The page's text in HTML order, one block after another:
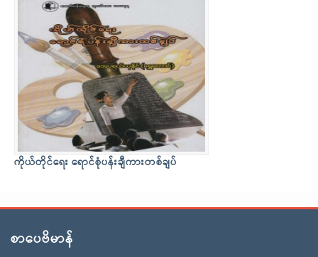
ကိုယ်တိုင်ရေး ရောင်စုံပန်းချီကားတစ်ချပ်
စာပေဗိမာန်